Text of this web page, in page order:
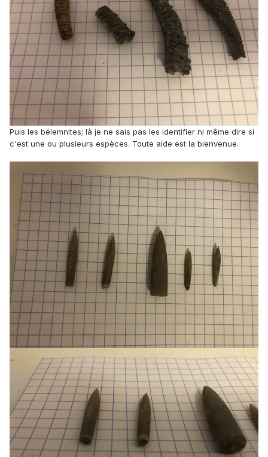
Puis les bélemnites; là je ne sais pas les identifier ni même dire si
c'est une ou plusieurs espèces. Toute aide est la bienvenue.